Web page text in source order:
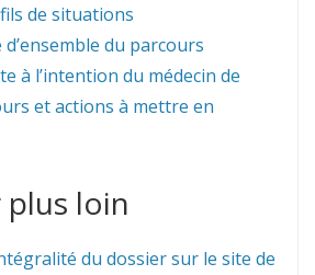
de situations
d’ensemble du parcours
à l’intention du médecin de
et actions à mettre en
plus loin
du dossier sur le site de